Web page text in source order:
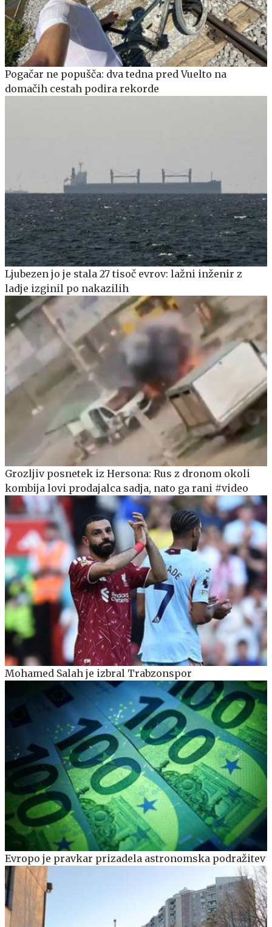
Pogačar ne popušča: dva tedna pred Vuelto na
domačih cestah podira rekorde
Ljubezen jo je stala 27 tisoč evrov: lažni inženir z
ladje izginil po nakazilih
Grozljiv posnetek iz Hersona: Rus z dronom okoli
kombija lovi prodajalca sadja, nato ga rani #video
Mohamed Salah je izbral Trabzonspor
Evropo je pravkar prizadela astronomska podražitev